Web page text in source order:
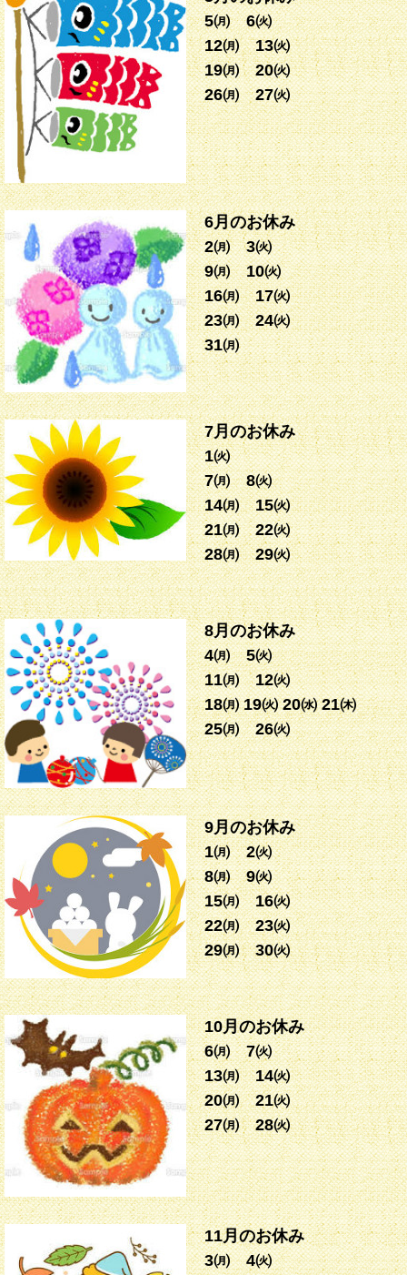
5㈪ 6㈫
12㈪ 13㈫
19㈪ 20㈫
26㈪ 27㈫
6月のお休み
2㈪ 3㈫
9㈪ 10㈫
16㈪ 17㈫
23㈪ 24㈫
31㈪
7月のお休み
1㈫
7㈪ 8㈫
14㈪ 15㈫
21㈪ 22㈫
28㈪ 29㈫
8月のお休み
4㈪ 5㈫
11㈪ 12㈫
18㈪ 19㈫ 20㈬ 21㈭
25㈪ 26㈫
9月のお休み
1㈪ 2㈫
8㈪ 9㈫
15㈪ 16㈫
22㈪ 23㈫
29㈪ 30㈫
10月のお休み
6㈪ 7㈫
13㈪ 14㈫
20㈪ 21㈫
27㈪ 28㈫
11月のお休み
3㈪ 4㈫